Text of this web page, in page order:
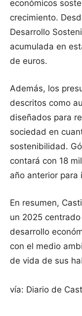
económicos
crecimiento.
Desarrollo
acumulada en
de euros.
Además, los
descritos como
diseñados para
sociedad en
sostenibilidad.
contará con 18
año anterior para
En resumen,
un 2025
desarrollo
con el medio
de vida de sus
vía: Diario de